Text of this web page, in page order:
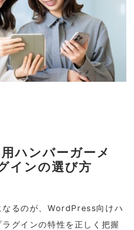
ハンバーガーメ
インの選び方
なるのが、WordPress向けハ
グインの特性を正しく把握